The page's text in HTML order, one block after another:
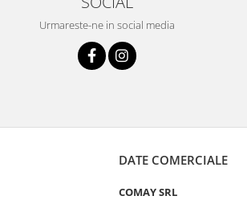
Urmareste-ne in social media
DATE COMERCIALE
COMAY SRL